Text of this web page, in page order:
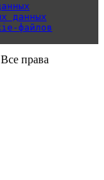
данных
файлов
права